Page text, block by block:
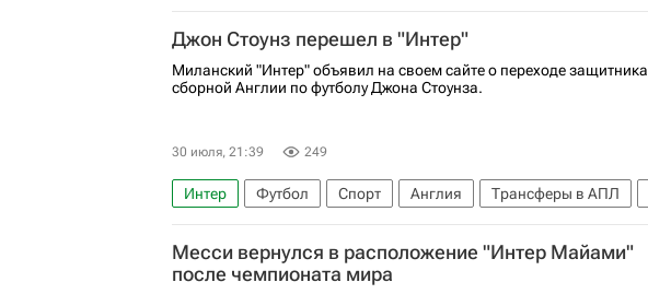
Сильвио Берлускони
Авторы РИА Новости Спорт
Джон Стоунз перешел в "Интер"
Миланский "Интер" объявил на своем сайте о переходе защитника
сборной Англии по футболу Джона Стоунза.
30 июля, 21:39 249
Интер Футбол Спорт Англия Трансферы в АПЛ
Лига чемпионов УЕФА 2026-2027
Манчестер Сити
Месси вернулся в расположение "Интер Майами"
после чемпионата мира